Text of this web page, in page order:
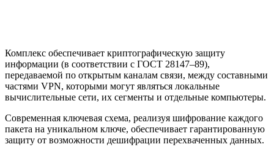
Комплекс обеспечивает криптографическую защиту
информации (в соответствии с ГОСТ 28147–89),
передаваемой по открытым каналам связи, между составными
частями VPN, которыми могут являться локальные
вычислительные сети, их сегменты и отдельные компьютеры.
Современная ключевая схема, реализуя шифрование каждого
пакета на уникальном ключе, обеспечивает гарантированную
защиту от возможности дешифрации перехваченных данных.